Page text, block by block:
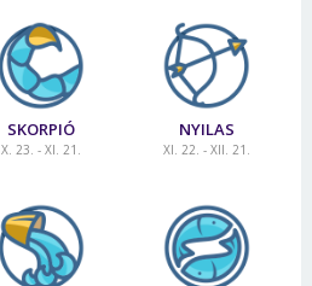
SKORPIÓ
X. 23. - XI. 21.
NYILAS
XI. 22. - XII. 21.